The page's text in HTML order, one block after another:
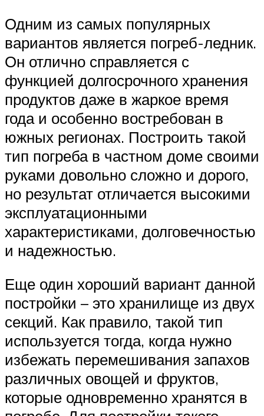
Одним из самых популярных
вариантов является погреб-ледник.
Он отлично справляется с
функцией долгосрочного хранения
продуктов даже в жаркое время
года и особенно востребован в
южных регионах. Построить такой
тип погреба в частном доме своими
руками довольно сложно и дорого,
но результат отличается высокими
эксплуатационными
характеристиками, долговечностью
и надежностью.
Еще один хороший вариант данной
постройки – это хранилище из двух
секций. Как правило, такой тип
используется тогда, когда нужно
избежать перемешивания запахов
различных овощей и фруктов,
которые одновременно хранятся в